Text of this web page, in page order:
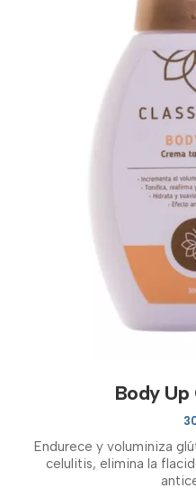
Body Up
Endurece y voluminiza
celulitis, elimina la